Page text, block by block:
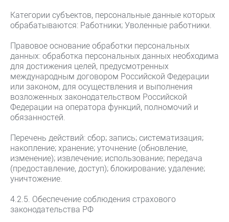
Категории субъектов, персональные данные которых
обрабатываются: Работники; Уволенные работники.
Правовое основание обработки персональных
данных: обработка персональных данных необходима
для достижения целей, предусмотренных
международным договором Российской Федерации
или законом, для осуществления и выполнения
возложенных законодательством Российской
Федерации на оператора функций, полномочий и
обязанностей.
Перечень действий: сбор; запись; систематизация;
накопление; хранение; уточнение (обновление,
изменение); извлечение; использование; передача
(предоставление, доступ); блокирование; удаление;
уничтожение.
4.2.5. Обеспечение соблюдения страхового
законодательства РФ